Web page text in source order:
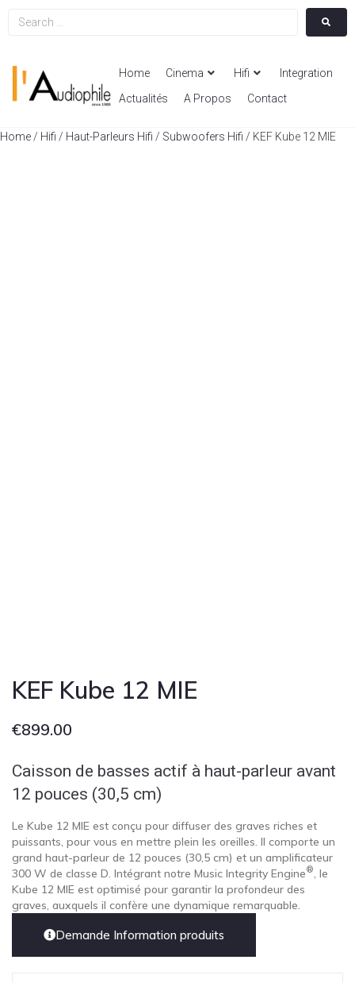
Home Cinema Hifi
Integration
Actualités
A Propos Contact
Home / Hifi / Haut-Parleurs Hifi / Subwoofers Hifi / KEF Kube 12 MIE
KEF Kube 12 MIE
€899.00
Caisson de basses actif à haut-parleur avant
12 pouces (30,5 cm)
Le Kube 12 MIE est conçu pour diffuser des graves riches et
puissants, pour vous en mettre plein les oreilles. Il comporte un
grand haut-parleur de 12 pouces (30,5 cm) et un amplificateur
300 W de classe D. Intégrant notre Music Integrity Engine® , le
Kube 12 MIE est optimisé pour garantir la profondeur des
graves, auxquels il confère une dynamique remarquable.
Demande Information produits